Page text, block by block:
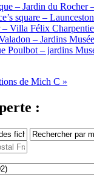
– Jardin du Rocher
square –
– Villa Félix
– Jardins
Poulbot – jardins
de Mich C »
: